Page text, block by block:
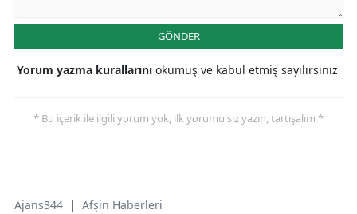
GÖNDER
Yorum yazma kurallarını okumuş ve kabul etmiş sayılırsınız
* Bu içerik ile ilgili yorum yok, ilk yorumu siz yazın, tartışalım *
Ajans344 | Afşin Haberleri